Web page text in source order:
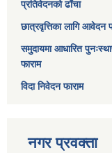
प्रतिवेदनको ढाँचा
छात्रवृत्तिका लागि आवेदन
समुदायमा आधारित
फाराम
विदा निवेदन फाराम
नगर प्रवक्ता